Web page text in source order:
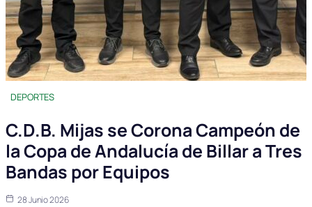
DEPORTES
C.D.B. Mijas se Corona Campeón de
la Copa de Andalucía de Billar a Tres
Bandas por Equipos
28 Junio 2026